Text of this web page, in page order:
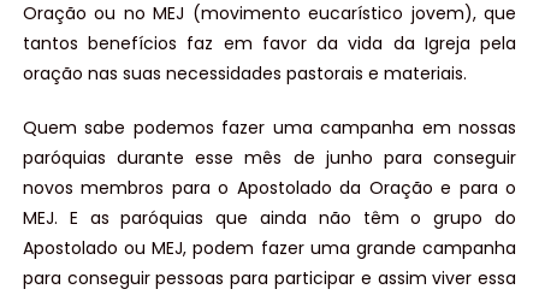
Oração ou no MEJ (movimento eucarístico jovem), que
tantos benefícios faz em favor da vida da Igreja pela
oração nas suas necessidades pastorais e materiais.
Quem sabe podemos fazer uma campanha em nossas
paróquias durante esse mês de junho para conseguir
novos membros para o Apostolado da Oração e para o
MEJ. E as paróquias que ainda não têm o grupo do
Apostolado ou MEJ, podem fazer uma grande campanha
para conseguir pessoas para participar e assim viver essa